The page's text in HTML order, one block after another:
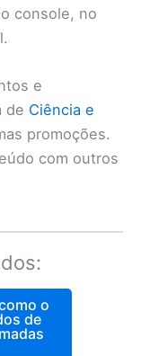
console, no
e
de Ciência e
promoções.
com outros
o
de